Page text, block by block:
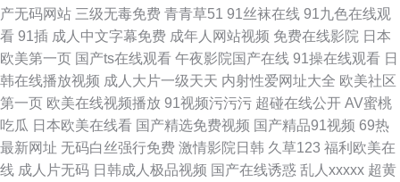
产无码网站 三级无毒免费 青青草51 91丝袜在线 91九色在线观
看 91插 成人中文字幕免费 成年人网站视频 免费在线影院 日本
欧美第一页 国产ts在线观看 午夜影院国产在线 91操在线观看 日
韩在线播放视频 成人大片一级天天 内射性爱网址大全 欧美社区
第一页 欧美在线视频播放 91视频污污污 超碰在线公开 AV蜜桃
吃瓜 日本欧美在线看 国产精选免费视频 国产精品91视频 69热
最新网址 无码白丝强行免费 激情影院日韩 久草123 福利欧美在
线 成人片无码 日韩成人极品视频 国产在线诱惑 乱人xxxxx 超黄